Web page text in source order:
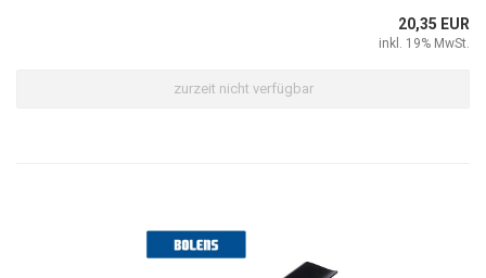
20,35 EUR
inkl. 19% MwSt.
zurzeit nicht verfügbar